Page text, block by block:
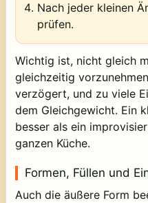
Nach jeder kleinen
prüfen.
Wichtig ist, nicht gleich
gleichzeitig
verzögert, und zu viele
dem Gleichgewicht. Ein
besser als ein
ganzen Küche.
Formen, Füllen und
Auch die äußere Form